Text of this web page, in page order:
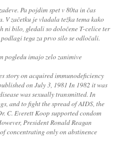
Pa pojdim spet v 80ta in čas
V začetku je vladala težka tema kako
ni bilo, gledali so določene T-celice ter
tega za prvo silo se odločali.
pogledu imajo zelo zanimive
story on acquired immunodeficiency
on July 3, 1981 In 1982 it was
was sexually transmitted. In
and to fight the spread of AIDS, the
C. Everett Koop supported condom
President Ronald Reagan
concentrating only on abstinence